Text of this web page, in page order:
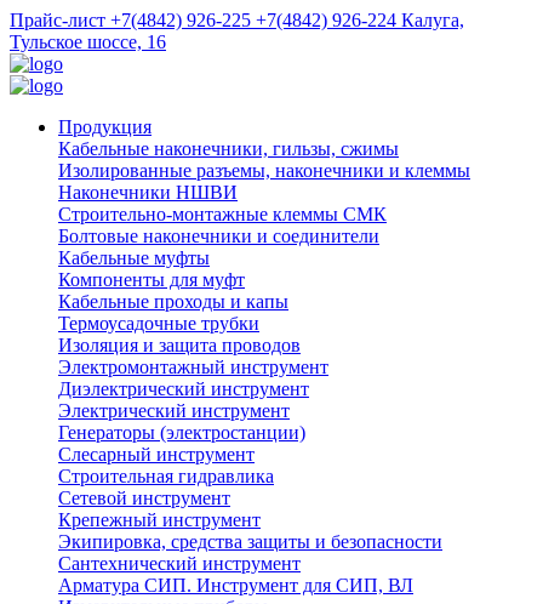
Прайс-лист +7(4842) 926-225 +7(4842) 926-224 Калуга,
Тульское шоссе, 16
Продукция
Кабельные наконечники, гильзы, сжимы
Изолированные разъемы, наконечники и клеммы
Наконечники НШВИ
Строительно-монтажные клеммы СМК
Болтовые наконечники и соединители
Кабельные муфты
Компоненты для муфт
Кабельные проходы и капы
Термоусадочные трубки
Изоляция и защита проводов
Электромонтажный инструмент
Диэлектрический инструмент
Электрический инструмент
Генераторы (электростанции)
Слесарный инструмент
Строительная гидравлика
Сетевой инструмент
Крепежный инструмент
Экипировка, средства защиты и безопасности
Сантехнический инструмент
Арматура СИП. Инструмент для СИП, ВЛ